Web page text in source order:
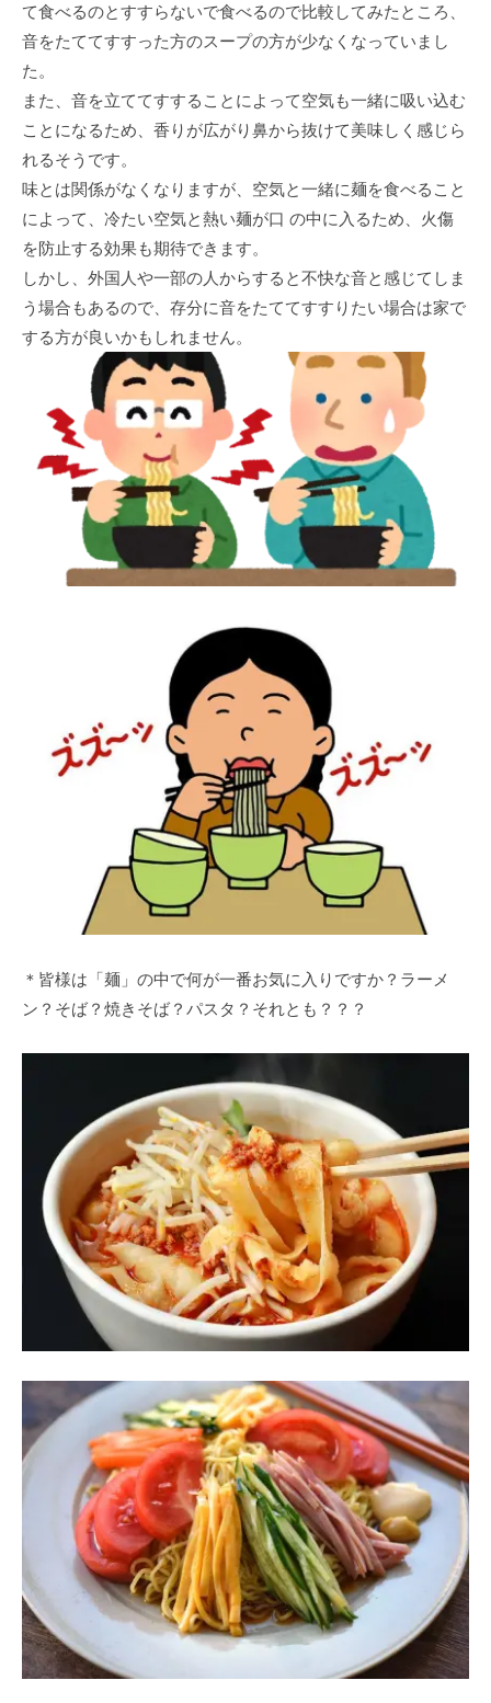
て食べるのとすすらないで食べるので比較してみたところ、
音をたててすすった方のスープの方が少なくなっていまし
た。
また、音を立ててすすることによって空気も一緒に吸い込む
ことになるため、香りが広がり鼻から抜けて美味しく感じら
れるそうです。
味とは関係がなくなりますが、空気と一緒に麺を食べること
によって、冷たい空気と熱い麺が口 の中に入るため、火傷
を防止する効果も期待できます。
しかし、外国人や一部の人からすると不快な音と感じてしま
う場合もあるので、存分に音をたててすすりたい場合は家で
する方が良いかもしれません。
＊皆様は「麺」の中で何が一番お気に入りですか？ラーメ
ン？そば？焼きそば？パスタ？それとも？？？